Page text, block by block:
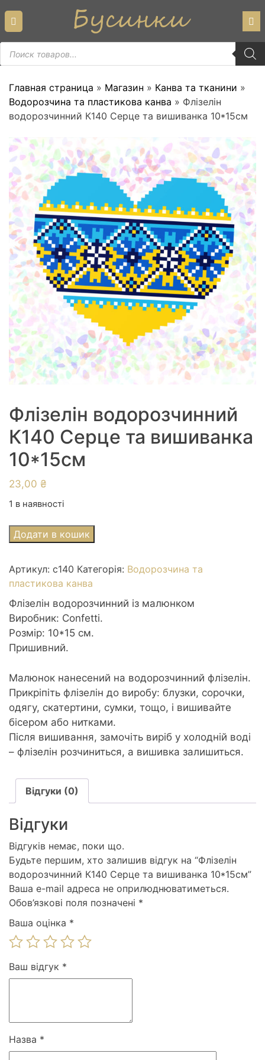
content
Пошук
товарів
Главная страница » Магазин » Канва та тканини »
Водорозчина та пластикова канва » Флізелін
водорозчинний К140 Серце та вишиванка 10*15см
Флізелін водорозчинний
К140 Серце та вишиванка
10*15см
23,00 ₴
1 в наявності
Флізелін
водорозчинний
Серце
та
вишиванка
10*15см
кількість
Додати в кошик
Артикул: с140 Категорія: Водорозчина та
пластикова канва
Флізелін водорозчинний із малюнком
Виробник: Confetti.
Розмір: 10*15 см.
Пришивний.
Малюнок нанесений на водорозчинний флізелін.
Прикріпіть флізелін до виробу: блузки, сорочки,
одягу, скатертини, сумки, тощо, і вишивайте
бісером або нитками.
Після вишивання, замочіть виріб у холодній воді
– флізелін розчиниться, а вишивка залишиться.
Відгуки (0)
Відгуки
Відгуків немає, поки що.
Будьте першим, хто залишив відгук на “Флізелін
водорозчинний К140 Серце та вишиванка 10*15см”
Ваша e-mail адреса не оприлюднюватиметься.
Обов’язкові поля позначені *
Ваша оцінка *
Ваш відгук *
Назва *